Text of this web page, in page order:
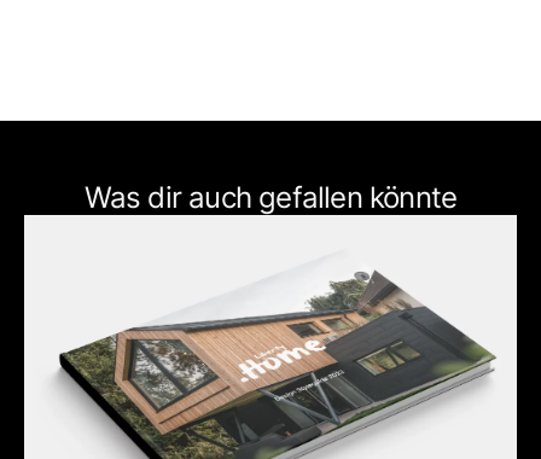
Was dir auch gefallen könnte